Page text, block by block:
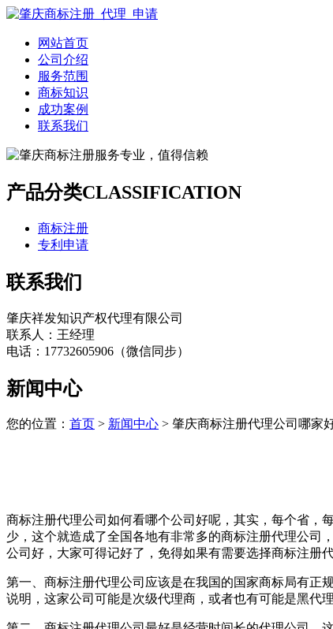
网站首页
公司介绍
服务范围
商标知识
成功案例
联系我们
产品分类CLASSIFICATION
商标注册
专利申请
联系我们
肇庆祥发知识产权代理有限公司
联系人：王经理
电话：17732605906（微信同步）
新闻中心
您的位置： 首页 > 新闻中心 > 肇庆商标注册代理公司哪家
商标注册代理公司如何看哪个公司好呢，其实，每个省，
少，这个就造成了全国各地有非常多的商标注册代理公司
公司好，大家可得记好了，免得如果有需要选择商标注册
第一、商标注册代理公司应该是在我国的国家商标局有正
说明，这家公司可能是次级代理商，或者也有可能是黑代理